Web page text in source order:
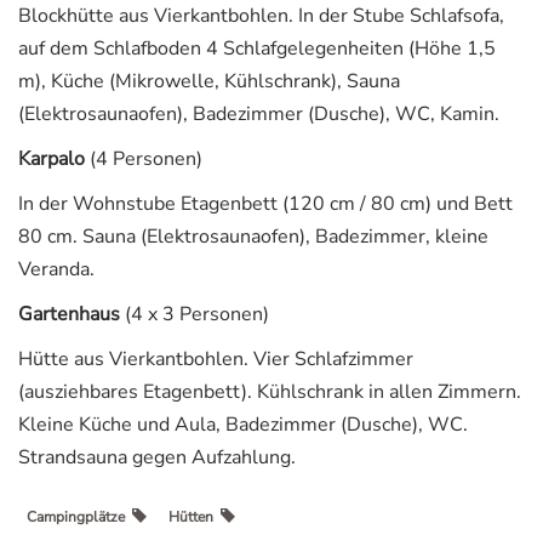
Blockhütte aus Vierkantbohlen. In der Stube Schlafsofa,
auf dem Schlafboden 4 Schlafgelegenheiten (Höhe 1,5
m), Küche (Mikrowelle, Kühlschrank), Sauna
(Elektrosaunaofen), Badezimmer (Dusche), WC, Kamin.
Karpalo (4 Personen)
In der Wohnstube Etagenbett (120 cm / 80 cm) und Bett
80 cm. Sauna (Elektrosaunaofen), Badezimmer, kleine
Veranda.
Gartenhaus (4 x 3 Personen)
Hütte aus Vierkantbohlen. Vier Schlafzimmer
(ausziehbares Etagenbett). Kühlschrank in allen Zimmern.
Kleine Küche und Aula, Badezimmer (Dusche), WC.
Strandsauna gegen Aufzahlung.
Campingplätze Hütten